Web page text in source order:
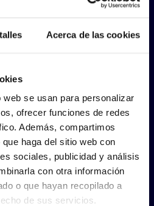
Acerca de las cookies
se usan para personalizar
ofrecer funciones de redes
Además, compartimos
haga del sitio web con
sociales, publicidad y análisis
con otra información
o que hayan recopilado a
de sus servicios.